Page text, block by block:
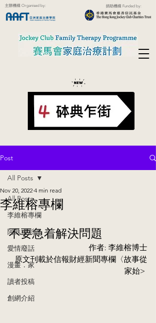
主辦機構 Organised by: 捐助機構 Funded by:
Post
All Posts
李維榕專欄
阿執司影評
愛情廢話
漫畫．家
讀者投稿
創網介紹
All Posts
李維榕專欄
Nov 20, 2022 4 min read
不要急着解決問題
作者: 李維榕博士
原文刊載於信報財經新聞專欄〈故事從
家始>